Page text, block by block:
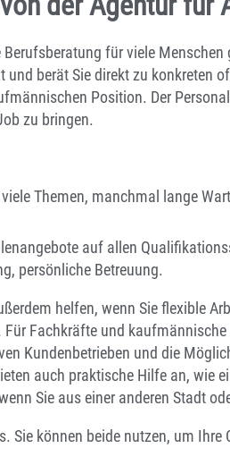
für viele
berät Sie direkt zu konkreten
Position. Der
zu bringen.
Themen, manchmal lange
auf allen
persönliche Betreuung.
helfen, wenn Sie flexible
Fachkräfte und
Kundenbetrieben und die
auch praktische Hilfe an, wie
Sie aus einer anderen Stadt
Sie können beide nutzen, um Ihre